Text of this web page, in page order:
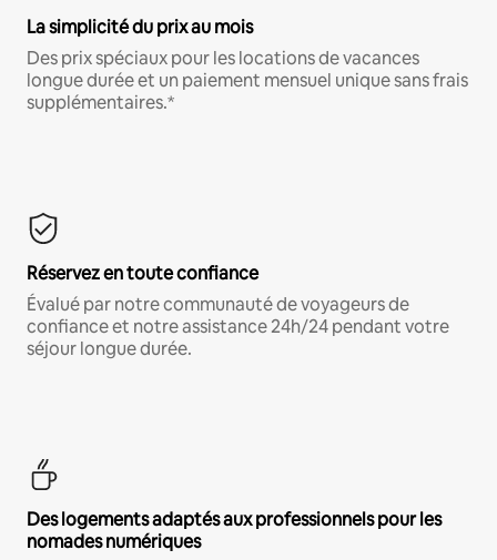
La simplicité du prix au mois
Des prix spéciaux pour les locations de vacances
longue durée et un paiement mensuel unique sans frais
supplémentaires.*
Réservez en toute confiance
Évalué par notre communauté de voyageurs de
confiance et notre assistance 24h/24 pendant votre
séjour longue durée.
Des logements adaptés aux professionnels pour les
nomades numériques